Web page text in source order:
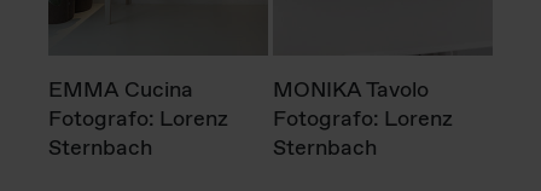
EMMA Cucina
Fotografo: Lorenz
Sternbach
MONIKA Tavolo
Fotografo: Lorenz
Sternbach